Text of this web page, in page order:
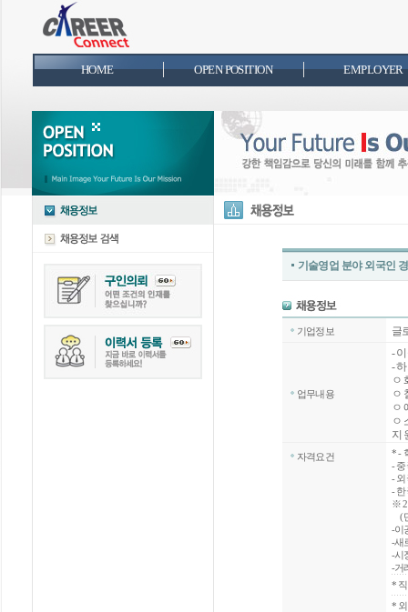
HOME OPEN POSITION EMPLOYER
기술영업 분야 외국인
기업정보 글
업무내용
-
-
ㅇ
ㅇ
ㅇ
ㅇ
지
자격요건 *-
-
-
-
※
(
-이
-새
-시
-거
*
*